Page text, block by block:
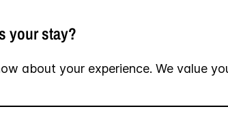
your stay?
about your experience. We value